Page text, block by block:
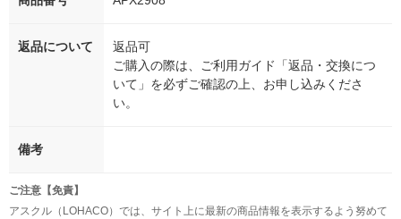
返品について
返品可
ご購入の際は、ご利用ガイド「返品・交換につ
いて」を必ずご確認の上、お申し込みくださ
い。
備考
ご注意【免責】
アスクル（LOHACO）では、サイト上に最新の商品情報を表示するよう努めて